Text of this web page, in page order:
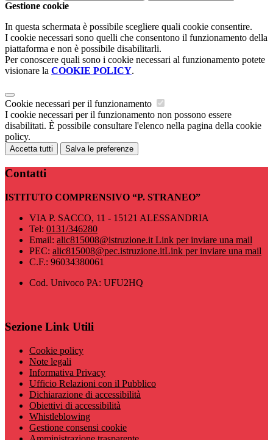
Gestione cookie
In questa schermata è possibile scegliere quali cookie consentire.
I cookie necessari sono quelli che consentono il funzionamento della
piattaforma e non è possibile disabilitarli.
Per conoscere quali sono i cookie necessari al funzionamento potete
visionare la COOKIE POLICY.
Cookie necessari per il funzionamento
I cookie necessari per il funzionamento non possono essere
disabilitati. È possibile consultare l'elenco nella pagina della cookie
policy.
Accetta tutti Salva le preferenze
Contatti
ISTITUTO COMPRENSIVO “P. STRANEO”
VIA P. SACCO, 11 - 15121 ALESSANDRIA
Tel: 0131/346280
Email: alic815008@istruzione.it Link per inviare una mail
PEC: alic815008@pec.istruzione.itLink per inviare una mail
C.F.: 96034380061
Cod. Univoco PA: UFU2HQ
Sezione Link Utili
Cookie policy
Note legali
Informativa Privacy
Ufficio Relazioni con il Pubblico
Dichiarazione di accessibilità
Obiettivi di accessibilità
Whistleblowing
Gestione consensi cookie